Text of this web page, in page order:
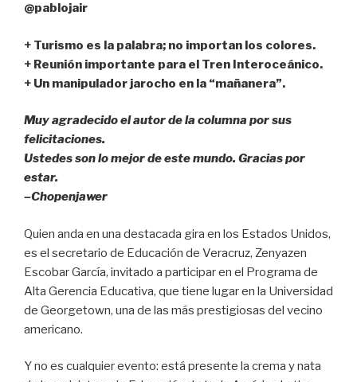
c
e
b
o
o
k
tt
er
s
A
p
p
p
ar
tir
@pablojair
+ Turismo es la palabra; no importan los colores.
+ Reunión importante para el Tren Interoceánico.
+ Un manipulador jarocho en la “mañanera”.
Muy agradecido el autor de la columna por sus
felicitaciones.
Ustedes son lo mejor de este mundo. Gracias por
estar.
–Chopenjawer
Quien anda en una destacada gira en los Estados Unidos,
es el secretario de Educación de Veracruz, Zenyazen
Escobar García, invitado a participar en el Programa de
Alta Gerencia Educativa, que tiene lugar en la Universidad
de Georgetown, una de las más prestigiosas del vecino
americano.
Y no es cualquier evento: está presente la crema y nata